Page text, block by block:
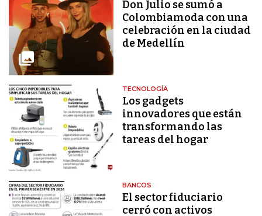
Don Julio se sumó a
Colombiamoda con una
celebración en la ciudad
de Medellín
TECNOLOGÍA
Los gadgets
innovadores que están
transformando las
tareas del hogar
BANCOS
El sector fiduciario
cerró con activos